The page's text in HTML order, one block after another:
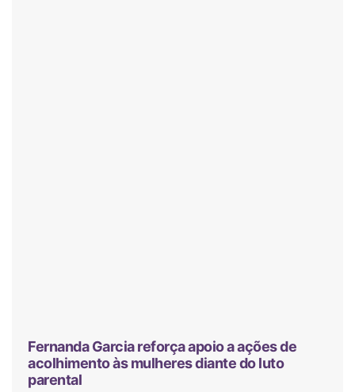
Fernanda Garcia reforça apoio a ações de
acolhimento às mulheres diante do luto
parental